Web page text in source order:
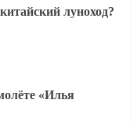
луноход?
«Илья